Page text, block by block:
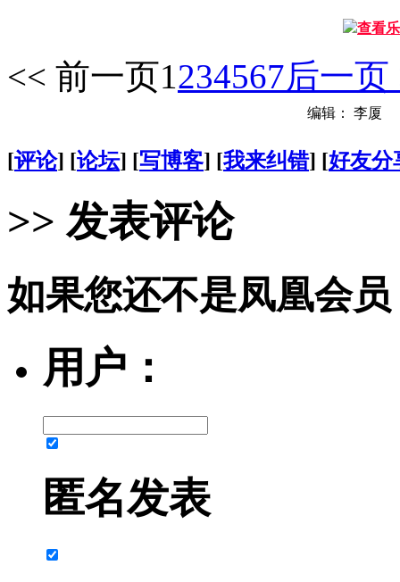
查看
<< 前一页1 234567后一页
编辑： 李厦
[评论] [论坛] [写博客] [我来纠错] [好友分
>> 发表评论
如果您还不是凤凰会
用户：
匿名发表